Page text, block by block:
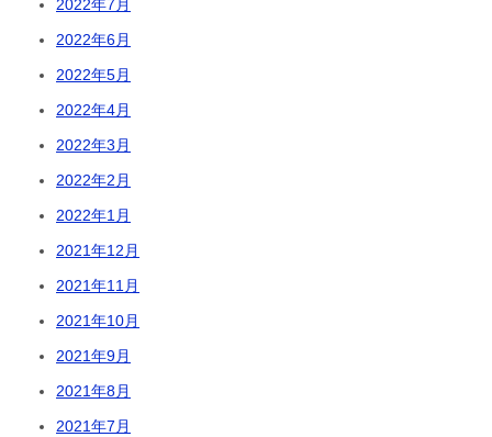
2022年7月
2022年6月
2022年5月
2022年4月
2022年3月
2022年2月
2022年1月
2021年12月
2021年11月
2021年10月
2021年9月
2021年8月
2021年7月